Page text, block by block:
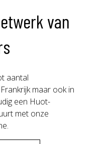
van
aantal
maar ook in
een Huot-
met onze